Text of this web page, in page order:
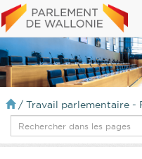
/ Travail parlementaire -